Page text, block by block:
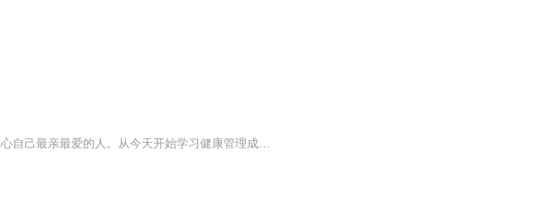
后疫情时代下，每个人都不仅仅关注自己的健康，更多时候是在担心自己最亲最爱的人。从今天开始学习健康管理成为客户最信任的人！